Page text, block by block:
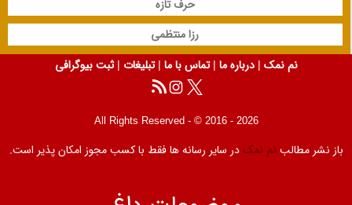
حرف تازه
رزا منتظمی
نم نمک | درباره ما | تماس با ما | تبلیغات | ثبت بیوگرافی
All Rights Reserved - © 2016 - 2026
باز نشر مطالبنم نمکدر سایر رسانه ها فقط با کسب مجوز امکان پذیر است.